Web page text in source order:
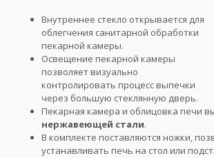
Внутреннее стекло открывается для
облегчения санитарной обработки
пекарной камеры.
Освещение пекарной камеры
позволяет визуально
контролировать процесс выпечки
через большую стеклянную дверь.
Пекарная камера и облицовка печи
нержавеющей стали.
В комплекте поставляются ножки,
устанавливать печь на стол или